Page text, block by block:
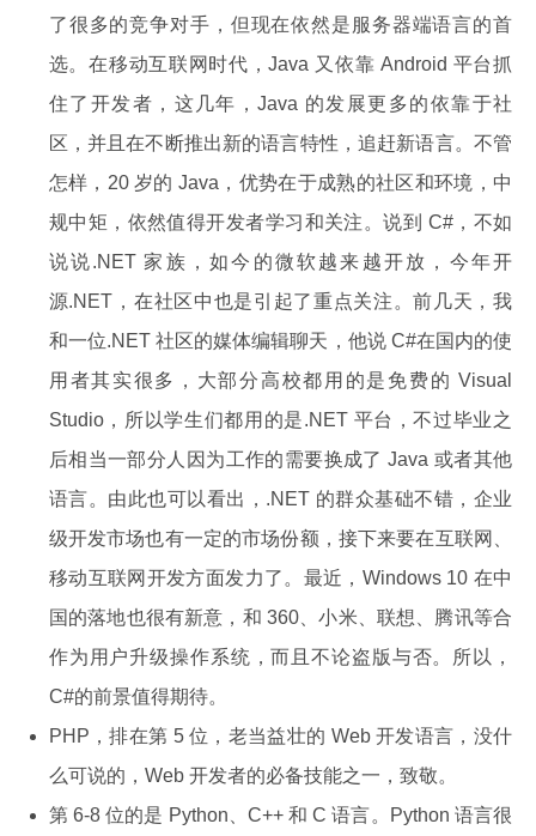
了很多的竞争对手，但现在依然是服务器端语言的首
选。在移动互联网时代，Java 又依靠 Android 平台抓
住了开发者，这几年，Java 的发展更多的依靠于社
区，并且在不断推出新的语言特性，追赶新语言。不管
怎样，20 岁的 Java，优势在于成熟的社区和环境，中
规中矩，依然值得开发者学习和关注。说到 C#，不如
说说.NET 家族，如今的微软越来越开放，今年开
源.NET，在社区中也是引起了重点关注。前几天，我
和一位.NET 社区的媒体编辑聊天，他说 C#在国内的使
用者其实很多，大部分高校都用的是免费的 Visual
Studio，所以学生们都用的是.NET 平台，不过毕业之
后相当一部分人因为工作的需要换成了 Java 或者其他
语言。由此也可以看出，.NET 的群众基础不错，企业
级开发市场也有一定的市场份额，接下来要在互联网、
移动互联网开发方面发力了。最近，Windows 10 在中
国的落地也很有新意，和 360、小米、联想、腾讯等合
作为用户升级操作系统，而且不论盗版与否。所以，
C#的前景值得期待。
PHP，排在第 5 位，老当益壮的 Web 开发语言，没什
么可说的，Web 开发者的必备技能之一，致敬。
第 6-8 位的是 Python、C++ 和 C 语言。Python 语言很